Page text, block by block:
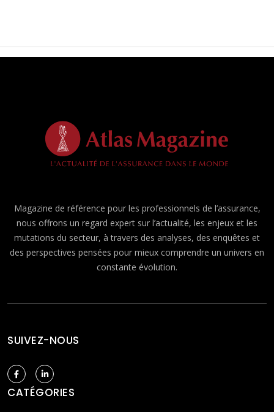
Magazine de référence pour les professionnels de l’assurance,
nous offrons un regard expert sur l’actualité, les enjeux et les
mutations du secteur, à travers des analyses, des enquêtes et
des perspectives pensées pour mieux comprendre un univers en
constante évolution.
SUIVEZ-NOUS
CATÉGORIES